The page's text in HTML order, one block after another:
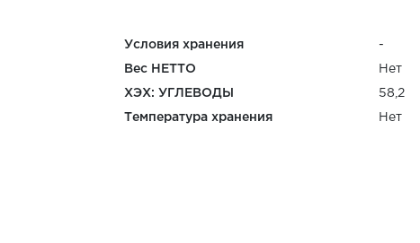
Условия хранения -
Вес НЕТТО Нет
ХЭХ: УГЛЕВОДЫ 58,2
Температура хранения Нет